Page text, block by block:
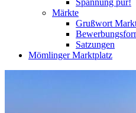
Spannung pur!
Märkte
Grußwort
Satzungen
Mömlinger Marktplatz